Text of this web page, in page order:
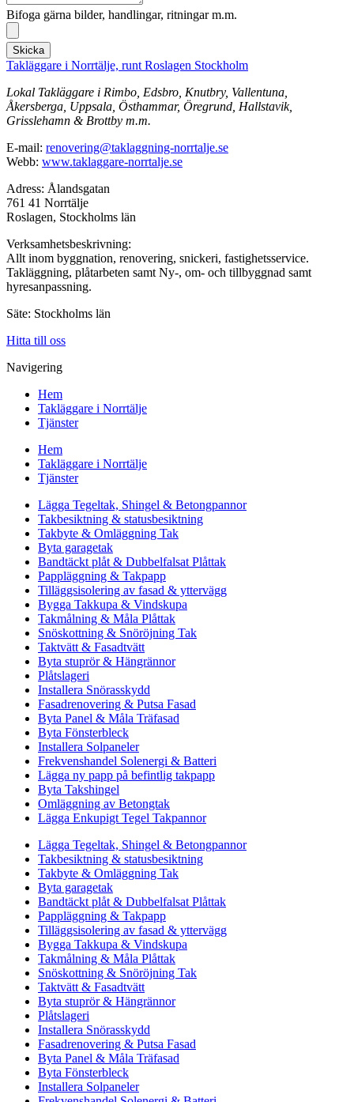
Bifoga gärna bilder, handlingar, ritningar m.m.
Skicka
Takläggare i Norrtälje, runt Roslagen Stockholm
Lokal Takläggare i Rimbo, Edsbro, Knutbry, Vallentuna,
Åkersberga, Uppsala, Östhammar, Öregrund, Hallstavik,
Grisslehamn & Brottby m.m.
E-mail: renovering@taklaggning-norrtalje.se
Webb: www.taklaggare-norrtalje.se
Adress: Ålandsgatan
761 41 Norrtälje
Roslagen, Stockholms län
Verksamhetsbeskrivning:
Allt inom byggnation, renovering, snickeri, fastighetsservice.
Takläggning, plåtarbeten samt Ny-, om- och tillbyggnad samt
hyresanpassning.
Säte: Stockholms län
Hitta till oss
Navigering
Hem
Takläggare i Norrtälje
Tjänster
Hem
Takläggare i Norrtälje
Tjänster
Lägga Tegeltak, Shingel & Betongpannor
Takbesiktning & statusbesiktning
Takbyte & Omläggning Tak
Byta garagetak
Bandtäckt plåt & Dubbelfalsat Plåttak
Pappläggning & Takpapp
Tilläggsisolering av fasad & yttervägg
Bygga Takkupa & Vindskupa
Takmålning & Måla Plåttak
Snöskottning & Snöröjning Tak
Taktvätt & Fasadtvätt
Byta stuprör & Hängrännor
Plåtslageri
Installera Snörasskydd
Fasadrenovering & Putsa Fasad
Byta Panel & Måla Träfasad
Byta Fönsterbleck
Installera Solpaneler
Frekvenshandel Solenergi & Batteri
Lägga ny papp på befintlig takpapp
Byta Takshingel
Omläggning av Betongtak
Lägga Enkupigt Tegel Takpannor
Lägga Tegeltak, Shingel & Betongpannor
Takbesiktning & statusbesiktning
Takbyte & Omläggning Tak
Byta garagetak
Bandtäckt plåt & Dubbelfalsat Plåttak
Pappläggning & Takpapp
Tilläggsisolering av fasad & yttervägg
Bygga Takkupa & Vindskupa
Takmålning & Måla Plåttak
Snöskottning & Snöröjning Tak
Taktvätt & Fasadtvätt
Byta stuprör & Hängrännor
Plåtslageri
Installera Snörasskydd
Fasadrenovering & Putsa Fasad
Byta Panel & Måla Träfasad
Byta Fönsterbleck
Installera Solpaneler